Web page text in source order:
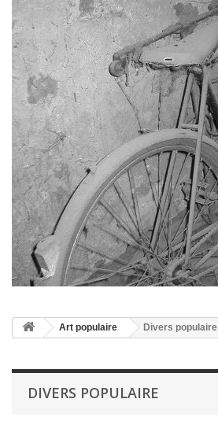
Art populaire Divers populaire
DIVERS POPULAIRE